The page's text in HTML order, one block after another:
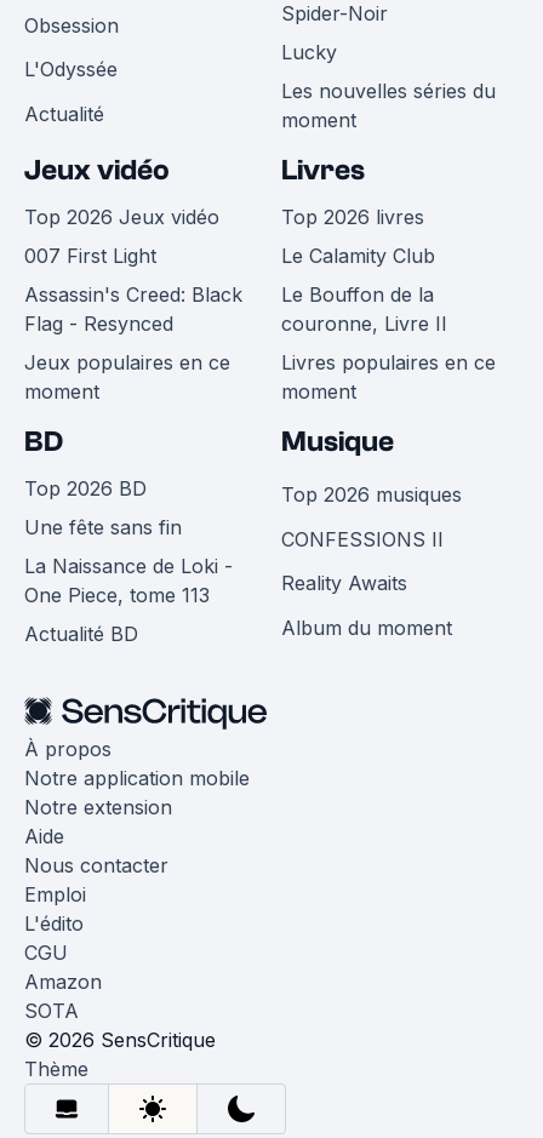
Obsession
L'Odyssée
Actualité
Spider-Noir
Lucky
Les nouvelles séries du
moment
Jeux vidéo
Top 2026 Jeux vidéo
007 First Light
Assassin's Creed: Black
Flag - Resynced
Jeux populaires en ce
moment
Livres
Top 2026 livres
Le Calamity Club
Le Bouffon de la
couronne, Livre II
Livres populaires en ce
moment
BD
Top 2026 BD
Une fête sans fin
La Naissance de Loki -
One Piece, tome 113
Actualité BD
Musique
Top 2026 musiques
CONFESSIONS II
Reality Awaits
Album du moment
À propos
Notre application mobile
Notre extension
Aide
Nous contacter
Emploi
L'édito
CGU
Amazon
SOTA
© 2026 SensCritique
Thème